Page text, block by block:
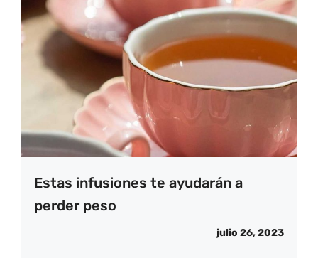
Estas infusiones te ayudarán a
perder peso
julio 26, 2023